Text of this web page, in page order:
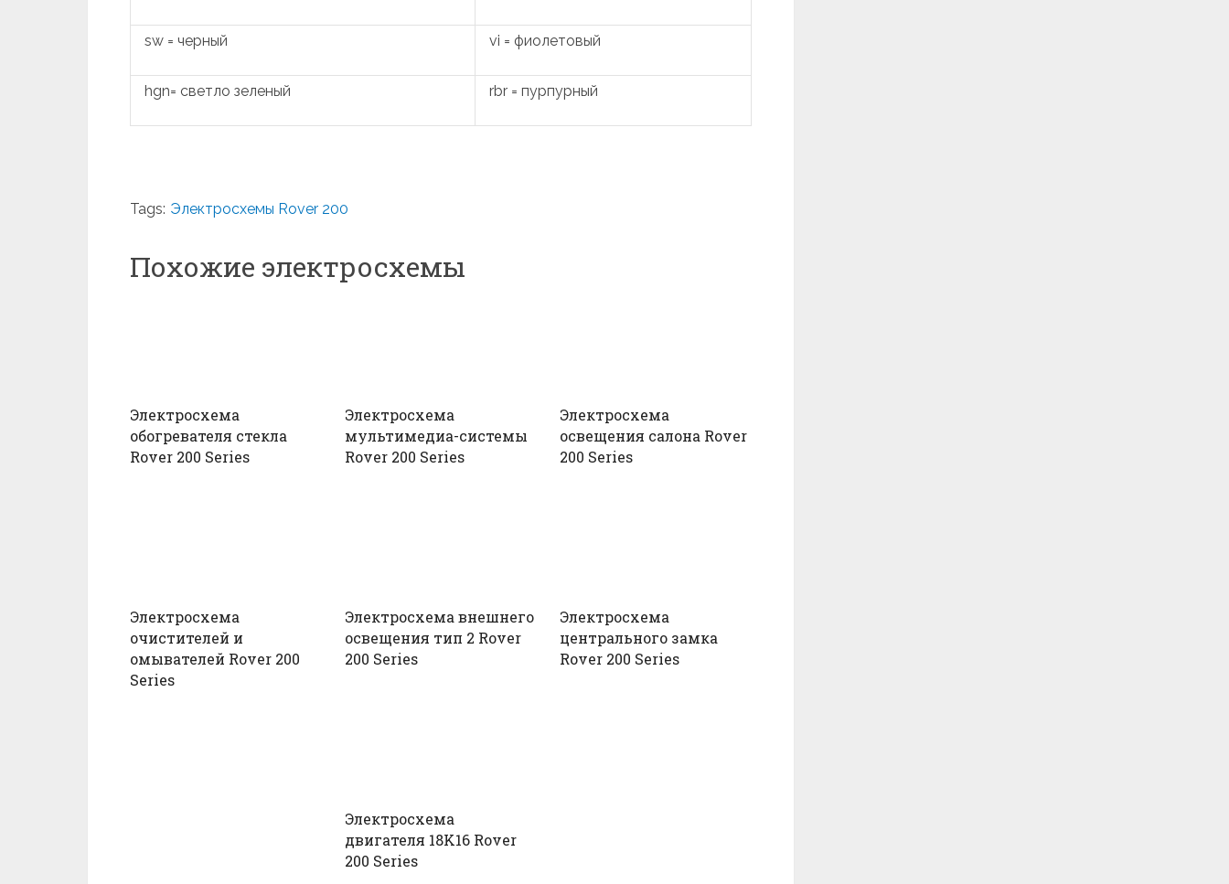
sw = черный vi = фиолетовый
hgn= светло зеленый rbr = пурпурный
Tags: Электросхемы Rover 200
Похожие электросхемы
Электросхема
обогревателя стекла
Rover 200 Series
Электросхема
мультимедиа-системы
Rover 200 Series
Электросхема
освещения салона Rover
200 Series
Электросхема
очистителей и
омывателей Rover 200
Series
Электросхема внешнего
освещения тип 2 Rover
200 Series
Электросхема
центрального замка
Rover 200 Series
Электросхема
двигателя 18K16 Rover
200 Series